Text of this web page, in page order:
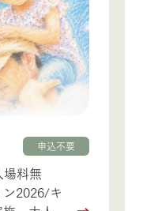
申込不要
料無
2026/キ